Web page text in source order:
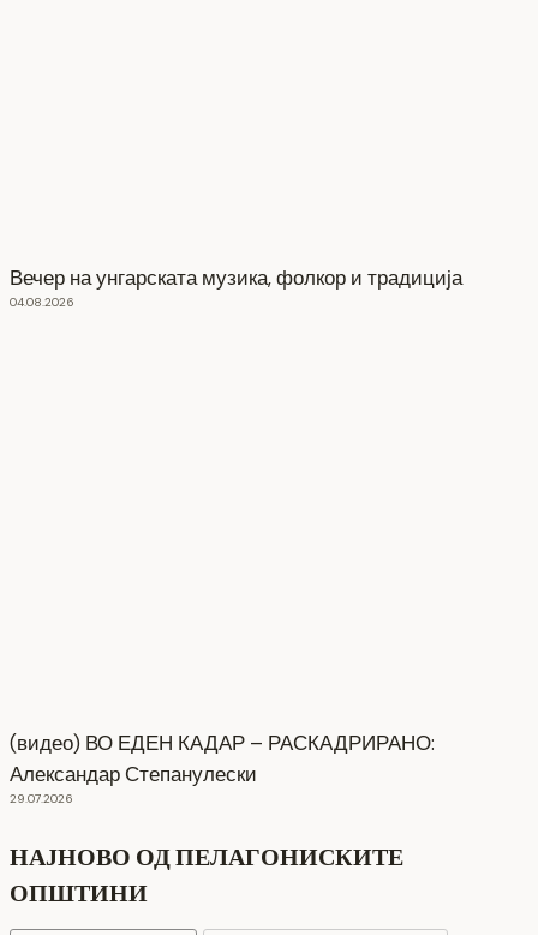
Вечер на унгарската музика, фолкор и традиција
04.08.2026
(видео) ВО ЕДЕН КАДАР – РАСКАДРИРАНО:
Александар Степанулески
29.07.2026
НАЈНОВО ОД ПЕЛАГОНИСКИТЕ
ОПШТИНИ